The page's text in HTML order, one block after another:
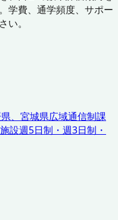
学費、通学頻度、サポー
い。
、宮城県広域通信制課
設週5日制・週3日制・